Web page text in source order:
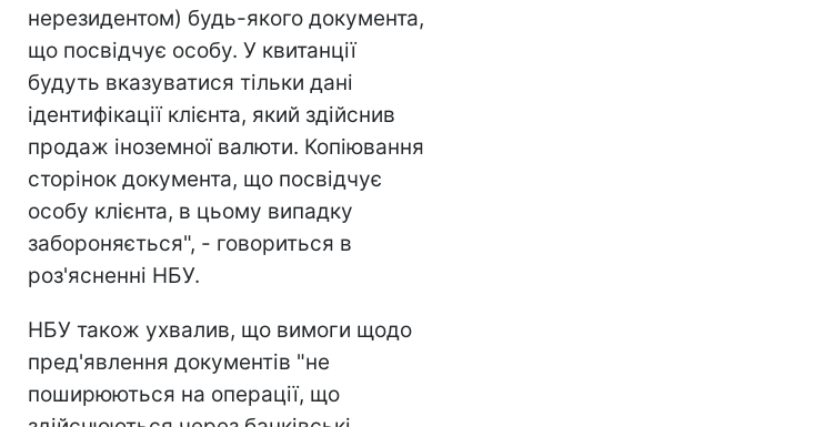
нерезидентом) будь-якого документа,
що посвідчує особу. У квитанції
будуть вказуватися тільки дані
ідентифікації клієнта, який здійснив
продаж іноземної валюти. Копіювання
сторінок документа, що посвідчує
особу клієнта, в цьому випадку
забороняється", - говориться в
роз'ясненні НБУ.
НБУ також ухвалив, що вимоги щодо
пред'явлення документів "не
поширюються на операції, що